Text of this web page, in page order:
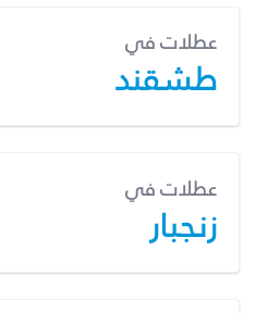
عطلات في
طشقند
عطلات في
زنجبار